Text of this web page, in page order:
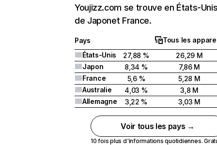
Youjizz.com se trouve en États-
de Japonet France.
Pays
Tous les
États-Unis
27,88 %
26,29 M
Japon
8,34 %
7,86 M
France
5,6 %
5,28 M
Australie
4,03 %
3,8 M
Allemagne
3,22 % 3,03 M
Voir tous les pays →
10 fois plus d'informations quotidiennes.